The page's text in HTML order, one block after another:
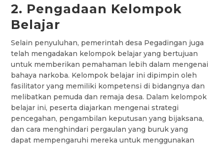
2. Pengadaan Kelompok
Belajar
Selain penyuluhan, pemerintah desa Pegadingan juga
telah mengadakan kelompok belajar yang bertujuan
untuk memberikan pemahaman lebih dalam mengenai
bahaya narkoba. Kelompok belajar ini dipimpin oleh
fasilitator yang memiliki kompetensi di bidangnya dan
melibatkan pemuda dan remaja desa. Dalam kelompok
belajar ini, peserta diajarkan mengenai strategi
pencegahan, pengambilan keputusan yang bijaksana,
dan cara menghindari pergaulan yang buruk yang
dapat mempengaruhi mereka untuk menggunakan